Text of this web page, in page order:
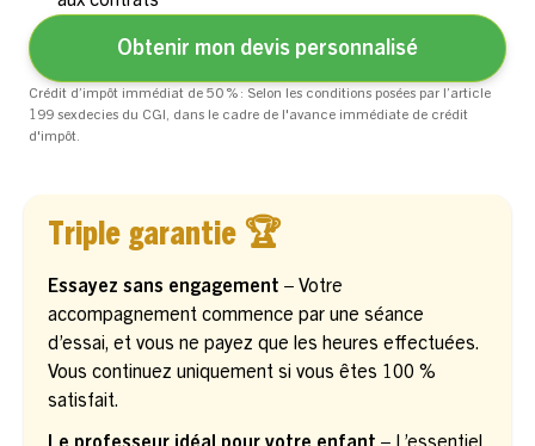
Obtenir mon devis personnalisé
Crédit d’impôt immédiat de 50 % : Selon les conditions posées par l’article
199 sexdecies du CGI, dans le cadre de l'avance immédiate de crédit
d'impôt.
Triple garantie 🏆
Essayez sans engagement – Votre
accompagnement commence par une séance
d’essai, et vous ne payez que les heures effectuées.
Vous continuez uniquement si vous êtes 100 %
satisfait.